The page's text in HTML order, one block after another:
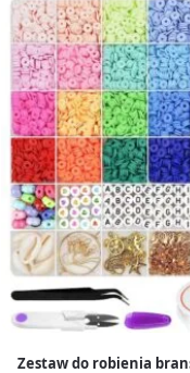
Zestaw do robienia